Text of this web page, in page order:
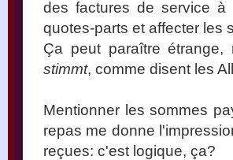
des factures de service à
quotes-parts et affecter les
Ça peut paraître
stimmt, comme disent les
Mentionner les sommes
repas me donne
reçues: c'est logique, ça?